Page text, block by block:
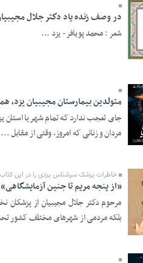
در وصف زنده یاد دكتر جلال
شعر : محمد پويافر - یزد ...
متولدین بیمارستان مجیبیان یزد،
جای تعجب ندارد که تمام شهر یا
مردان و زنانی که امروز، وقتی از مقابل ...
خاطرات پزشک سرشناس یزدی را در این کتاب
«از پنجه مریم تا جنین
مرحوم دکتر جلال مجیبیان از پزشکان
بلکه مردمی از شهرهای مختلف کشور